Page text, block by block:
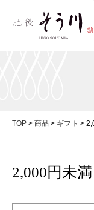
TOP > 商品 > ギフト >
2,000円未満